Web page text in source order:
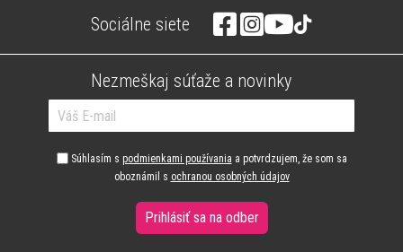
Sociálne siete
Nezmeškaj súťaže a novinky
Súhlasím s podmienkami používania a potvrdzujem, že som sa
oboznámil s ochranou osobných údajov
Prihlásiť sa na odber